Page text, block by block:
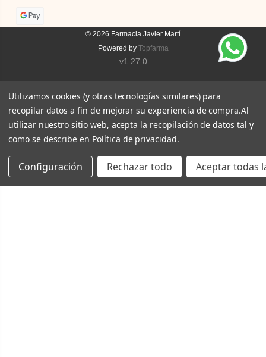
© 2026 Farmacia Javier Martí
Powered by Topfarma
v1.27.0
Utilizamos cookies (y otras tecnologías similares) para
recopilar datos a fin de mejorar su experiencia de compra.Al
utilizar nuestro sitio web, acepta la recopilación de datos tal y
como se describe en Política de privacidad.
Configuración Rechazar todo Aceptar todas